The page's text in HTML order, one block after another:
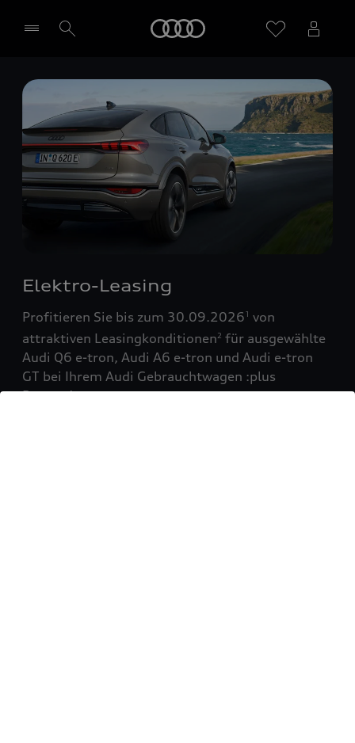
Händler wählen
Elektro-Leasing
Profitieren Sie bis zum 30.09.20261 von
attraktiven Leasingkonditionen2 für ausgewählte
Audi Q6 e-tron, Audi A6 e-tron und Audi e-tron
GT bei Ihrem Audi Gebrauchtwagen :plus
Partner!